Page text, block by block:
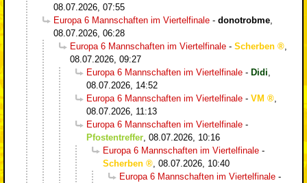
08.07.2026, 07:55
Europa 6 Mannschaften im Viertelfinale - donotrobme
08.07.2026, 06:28
Europa 6 Mannschaften im Viertelfinale - Scherben
08.07.2026, 09:27
Europa 6 Mannschaften im Viertelfinale - Didi
08.07.2026, 14:52
Europa 6 Mannschaften im Viertelfinale - VM
08.07.2026, 11:13
Europa 6 Mannschaften im Viertelfinale -
Pfostentreffer 08.07.2026, 10:16
Europa 6 Mannschaften im Viertelfinale -
Scherben
08.07.2026, 10:40
Europa 6 Mannschaften im Viertelfinale -